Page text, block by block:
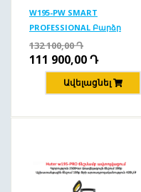
W195-PW SMART
PROFESSIONAL Բարձր
ճնշման ավտոլվացում
195բ/2500վտ
132 100,00Դ
111 900,00Դ
Ավելացնել